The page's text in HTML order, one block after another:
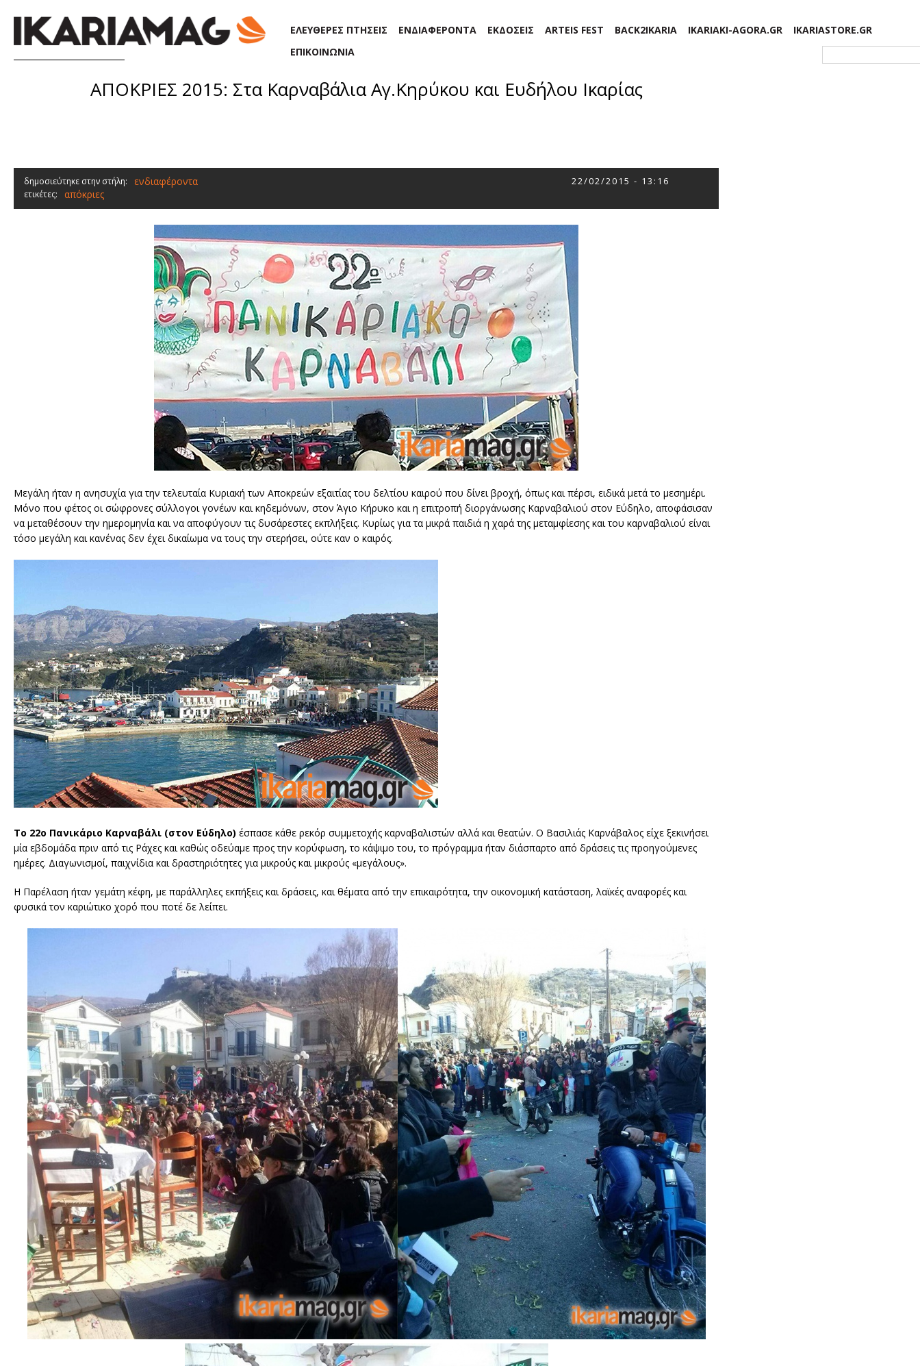
ΕΛΕΥΘΕΡΕΣ ΠΤΗΣΕΙΣ ΕΝΔΙΑΦΕΡΟΝΤΑ ΕΚΔΟΣΕΙΣ ARTEIS FEST BACK2IKARIA IKARIAKI-AGORA.GR
IKARIASTORE.GR
ΕΠΙΚΟΙΝΩΝΙΑ
ΑΠΟΚΡΙΕΣ 2015: Στα Καρναβάλια Αγ.Κηρύκου και Ευδήλου Ικαρίας
δημοσιεύτηκε στην στήλη: ενδιαφέροντα 22/02/2015 - 13:16
ετικέτες: απόκριες
Μεγάλη ήταν η ανησυχία για την τελευταία Κυριακή των Αποκρεών εξαιτίας του δελτίου καιρού που δίνει βροχή, όπως και πέρσι, ειδικά μετά το μεσημέρι.
Μόνο που φέτος οι σώφρονες σύλλογοι γονέων και κηδεμόνων, στον Άγιο Κήρυκο και η επιτροπή διοργάνωσης Καρναβαλιού στον Εύδηλο, αποφάσισαν
να μεταθέσουν την ημερομηνία και να αποφύγουν τις δυσάρεστες εκπλήξεις. Κυρίως για τα μικρά παιδιά η χαρά της μεταμφίεσης και του καρναβαλιού είναι
τόσο μεγάλη και κανένας δεν έχει δικαίωμα να τους την στερήσει, ούτε καν ο καιρός.
To 22o Πανικάριο Καρναβάλι (στον Εύδηλο) έσπασε κάθε ρεκόρ συμμετοχής καρναβαλιστών αλλά και θεατών. Ο Βασιλιάς Καρνάβαλος είχε ξεκινήσει
μία εβδομάδα πριν από τις Ράχες και καθώς οδεύαμε προς την κορύφωση, το κάψιμο του, το πρόγραμμα ήταν διάσπαρτο από δράσεις τις προηγούμενες
ημέρες. Διαγωνισμοί, παιχνίδια και δραστηριότητες για μικρούς και μικρούς «μεγάλους».
Η Παρέλαση ήταν γεμάτη κέφη, με παράλληλες εκπήξεις και δράσεις, και θέματα από την επικαιρότητα, την οικονομική κατάσταση, λαϊκές αναφορές και
φυσικά τον καριώτικο χορό που ποτέ δε λείπει.